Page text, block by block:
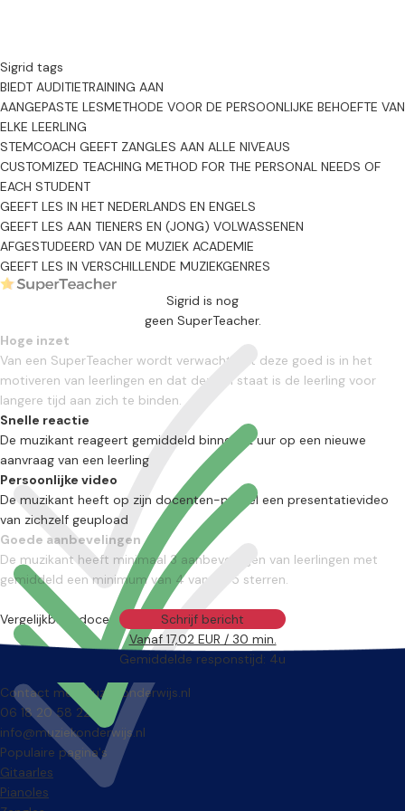
Sigrid tags
BIEDT AUDITIETRAINING AAN
AANGEPASTE LESMETHODE VOOR DE PERSOONLIJKE BEHOEFTE VAN
ELKE LEERLING
STEMCOACH GEEFT ZANGLES AAN ALLE NIVEAUS
CUSTOMIZED TEACHING METHOD FOR THE PERSONAL NEEDS OF
EACH STUDENT
GEEFT LES IN HET NEDERLANDS EN ENGELS
GEEFT LES AAN TIENERS EN (JONG) VOLWASSENEN
AFGESTUDEERD VAN DE MUZIEK ACADEMIE
GEEFT LES IN VERSCHILLENDE MUZIEKGENRES
Sigrid is nog
geen SuperTeacher.
Hoge inzet
Van een SuperTeacher wordt verwacht dat deze goed is in het
motiveren van leerlingen en dat deze in staat is de leerling voor
langere tijd aan zich te binden.
Snelle reactie
De muzikant reageert gemiddeld binnen 12 uur op een nieuwe
aanvraag van een leerling
Persoonlijke video
De muzikant heeft op zijn docenten-profiel een presentatievideo
van zichzelf geupload
Goede aanbevelingen
De muzikant heeft minimaal 3 aanbevelingen van leerlingen met
gemiddeld een minimum van 4 van de 5 sterren.
Schrijf bericht
Vanaf 17,02 EUR / 30 min.
Gemiddelde responstijd: 4u
Vergelijkbare docenten
Contact met Muziekonderwijs.nl
06 18 20 58 22
info@muziekonderwijs.nl
Populaire pagina's
Gitaarles
Pianoles